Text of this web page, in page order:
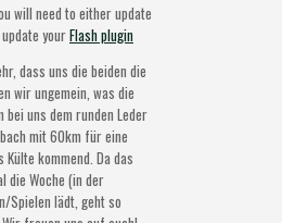
will need to either update
yourFlash plugin
dass uns die beiden die
wir ungemein, was die
bei uns dem runden Leder
mit 60km für eine
kommend. Da das
die Woche (in der
Spielen lädt, geht so